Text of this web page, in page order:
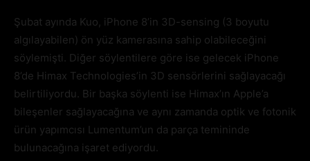
Şubat ayında Kuo, iPhone 8’in 3D-sensing (3 boyutu
algılayabilen) ön yüz kamerasına sahip olabileceğini
söylemişti. Diğer söylentilere göre ise gelecek iPhone
8’de Himax Technologies’in 3D sensörlerini sağlayacağı
belirtiliyordu. Bir başka söylenti ise Himax’ın Apple’a
bileşenler sağlayacağına ve aynı zamanda optik ve fotonik
ürün yapımcısı Lumentum’un da parça temininde
bulunacağına işaret ediyordu.